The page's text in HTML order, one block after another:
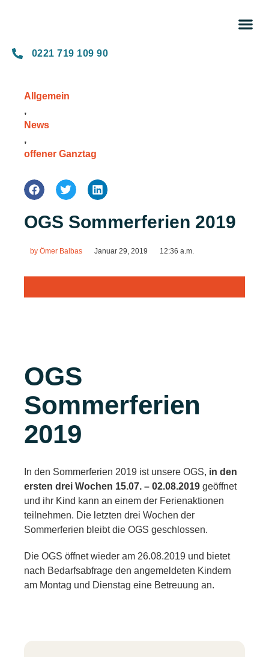
0221 719 109 90
Allgemein
,
News
,
offener Ganztag
OGS Sommerferien 2019
by Ömer Balbas Januar 29, 2019 12:36 a.m.
OGS
Sommerferien
2019
In den Sommerferien 2019 ist unsere OGS, in den
ersten drei Wochen 15.07. – 02.08.2019 geöffnet
und ihr Kind kann an einem der Ferienaktionen
teilnehmen. Die letzten drei Wochen der
Sommerferien bleibt die OGS geschlossen.
Die OGS öffnet wieder am 26.08.2019 und bietet
nach Bedarfsabfrage den angemeldeten Kindern
am Montag und Dienstag eine Betreuung an.